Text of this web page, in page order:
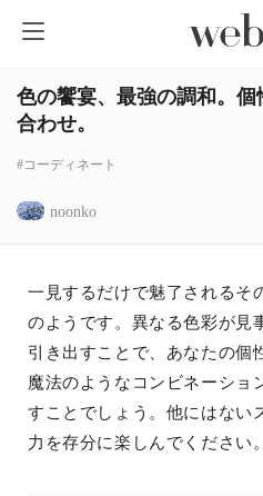
色の饗宴、最強の調和。
合わせ。
#コーディネート
noonko
一見するだけで魅了されるそ
のようです。異なる色彩が見
引き出すことで、あなたの個
魔法のようなコンビネーショ
すことでしょう。他にはない
力を存分に楽しんでください。